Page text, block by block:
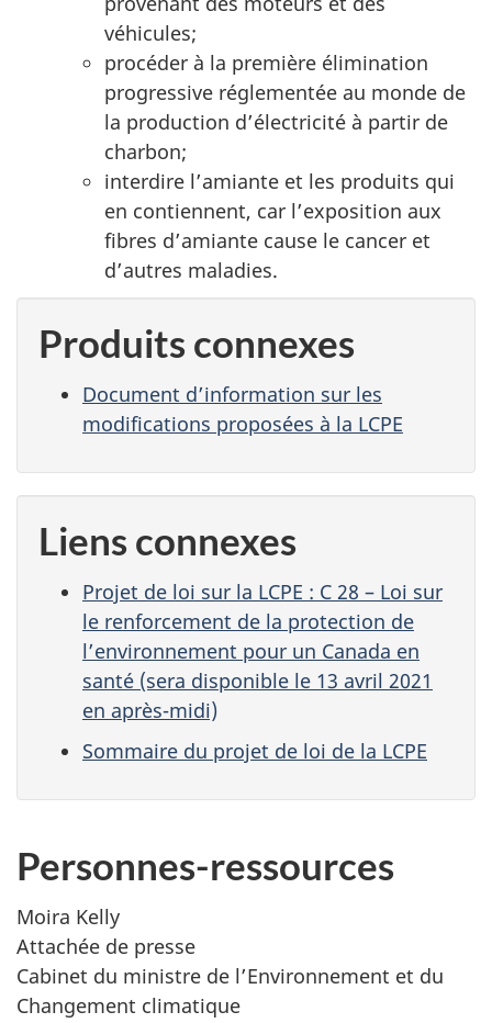
véhicules;
procéder à la première élimination
progressive réglementée au monde de
la production d’électricité à partir de
charbon;
interdire l’amiante et les produits qui
en contiennent, car l’exposition aux
fibres d’amiante cause le cancer et
d’autres maladies.
Produits connexes
Document d’information sur les
modifications proposées à la LCPE
Liens connexes
Projet de loi sur la LCPE : C 28 – Loi sur
le renforcement de la protection de
l’environnement pour un Canada en
santé (sera disponible le 13 avril 2021
en après-midi)
Sommaire du projet de loi de la LCPE
Personnes-ressources
Moira Kelly
Attachée de presse
Cabinet du ministre de l’Environnement et du
Changement climatique